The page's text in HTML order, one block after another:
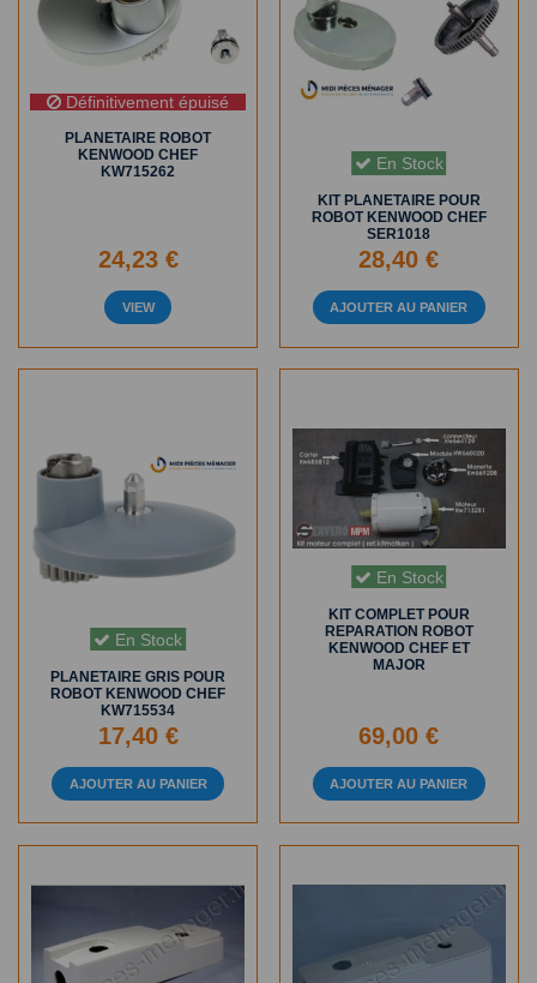
Définitivement épuisé
PLANETAIRE ROBOT
KENWOOD CHEF
KW715262
24,23 €
VIEW
En Stock
KIT PLANETAIRE POUR
ROBOT KENWOOD CHEF
SER1018
28,40 €
AJOUTER AU PANIER
En Stock
PLANETAIRE GRIS POUR
ROBOT KENWOOD CHEF
KW715534
17,40 €
AJOUTER AU PANIER
En Stock
KIT COMPLET POUR
REPARATION ROBOT
KENWOOD CHEF ET
MAJOR
69,00 €
AJOUTER AU PANIER